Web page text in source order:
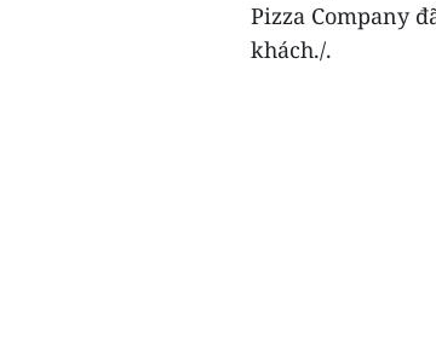
Pizza Company
khách./.